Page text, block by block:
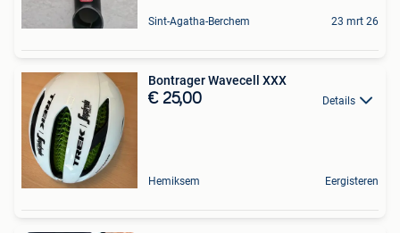
Sint-Agatha-Berchem 23 mrt 26
Bontrager Wavecell XXX
€ 25,00 Details
Hemiksem Eergisteren